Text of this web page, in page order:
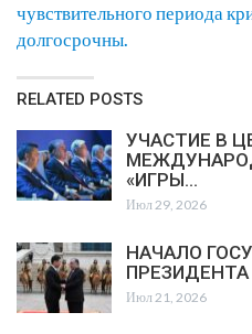
чувствительного периода
долгосрочны.
RELATED POSTS
УЧАСТИЕ В
«ИГРЫ…
Июл 29, 2026
НАЧАЛО
Июл 21, 2026